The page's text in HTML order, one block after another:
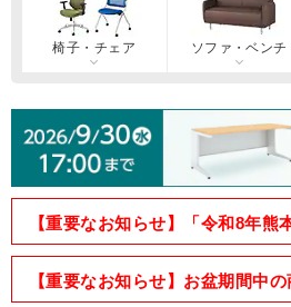
椅子・チェア ソファ・ベンチ
【重要なお知らせ】「令和8年
【重要なお知らせ】お盆期間中